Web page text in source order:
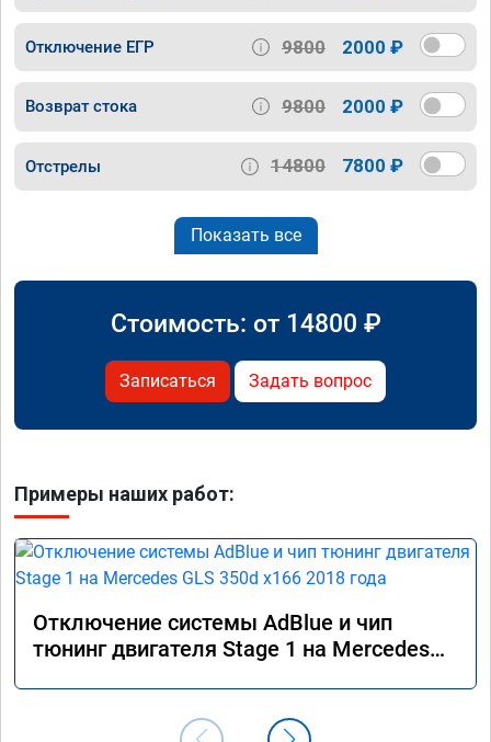
Отключение ЕГР 9800 2000 ₽
Возврат стока 9800 2000 ₽
Отстрелы 14800 7800 ₽
Показать все
Стоимость: от 14800 ₽
Записаться Задать вопрос
Примеры наших работ:
Отключение системы AdBlue и чип
тюнинг двигателя Stage 1 на Mercedes